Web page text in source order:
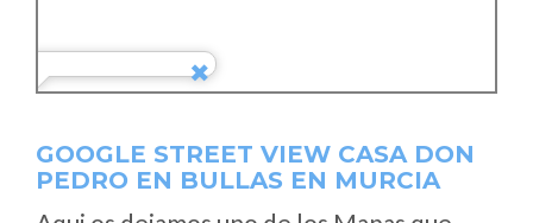
GOOGLE STREET VIEW CASA DON
PEDRO EN BULLAS EN MURCIA